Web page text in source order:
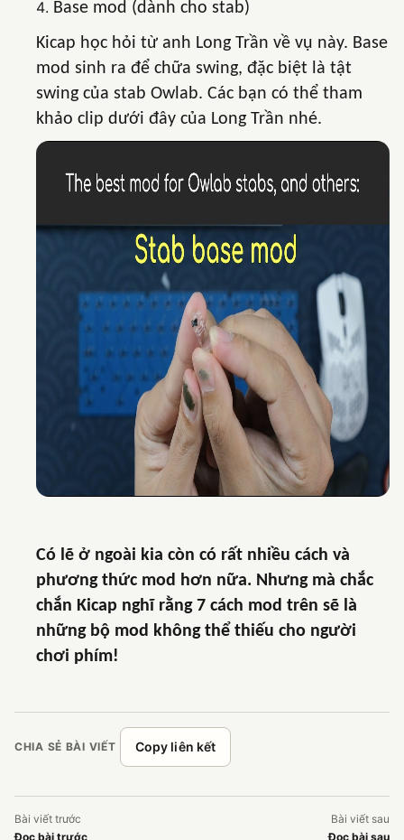
Base mod (dành cho stab)
Kicap học hỏi từ anh Long Trần về vụ này. Base
mod sinh ra để chữa swing, đặc biệt là tật
swing của stab Owlab. Các bạn có thể tham
khảo clip dưới đây của Long Trần nhé.
Có lẽ ở ngoài kia còn có rất nhiều cách và
phương thức mod hơn nữa. Nhưng mà chắc
chắn Kicap nghĩ rằng 7 cách mod trên sẽ là
những bộ mod không thể thiếu cho người
chơi phím!
CHIA SẺ BÀI VIẾT Copy liên kết
Bài viết trước
Đọc bài trước
Bài viết sau
Đọc bài sau